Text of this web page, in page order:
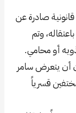
قانونية صادرة عن
وتم
أو محامي.
أن يتعرض سامر
قسرياً